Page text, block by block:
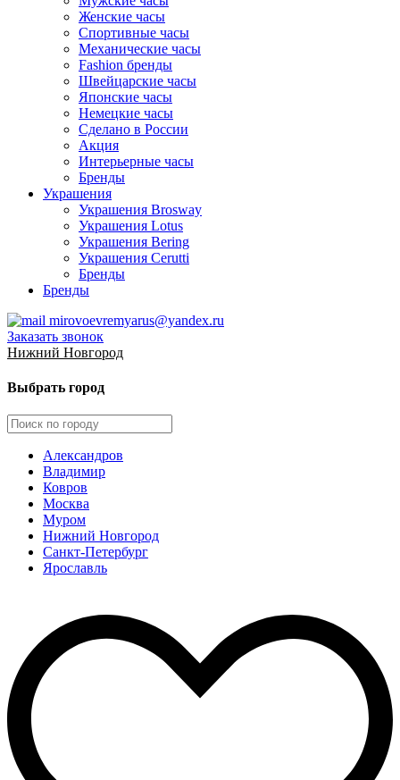
Женские часы
Спортивные часы
Механические часы
Fashion бренды
Швейцарские часы
Японские часы
Немецкие часы
Сделано в России
Акция
Интерьерные часы
Бренды
Украшения
Украшения Brosway
Украшения Lotus
Украшения Bering
Украшения Cerutti
Бренды
Бренды
mirovoevremyarus@yandex.ru
Заказать звонок
Нижний Новгород
Выбрать город
Александров
Владимир
Ковров
Москва
Муром
Нижний Новгород
Санкт-Петербург
Ярославль